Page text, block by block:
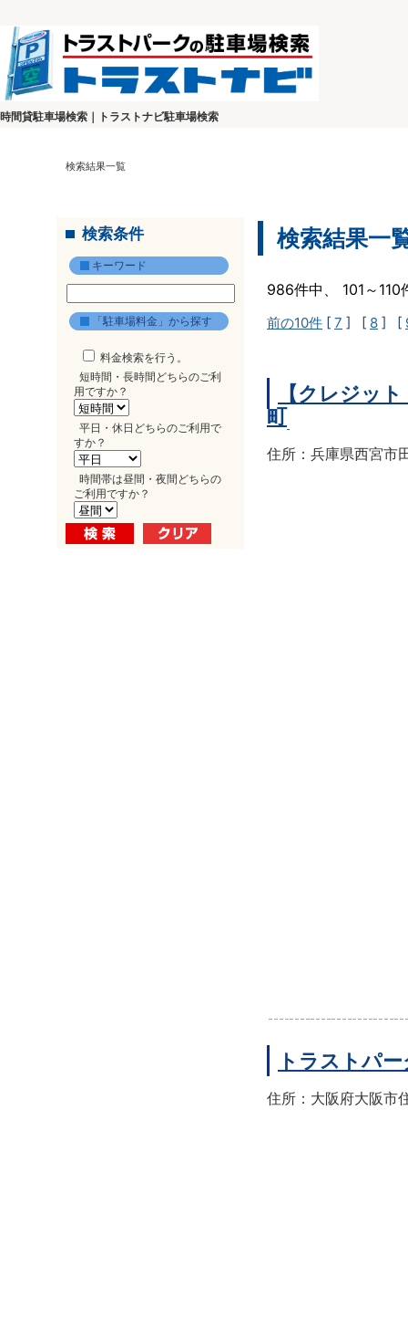
時間貸駐車場検索｜トラストナビ駐車場検索
検索結果一覧
検索条件
キーワード
「駐車場料金」から探す
料金検索を行う。
短時間・長時間どちらのご利
用ですか？
平日・休日どちらのご利用で
すか？
時間帯は昼間・夜間どちらの
ご利用ですか？
検索結果一
986件中、 101～
前の10件 [ 7 ] [ 8 ] [
【クレジッ
町
住所：兵庫県西宮市
トラストパ
住所：大阪府大阪市